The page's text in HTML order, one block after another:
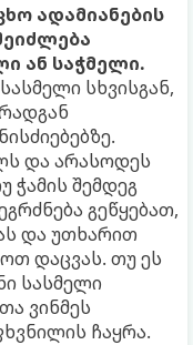
ადამიანების
ან საჭმელი.
სხვისგან,
და არასოდეს
შემდეგ
გეწყებათ,
და უთხარით
დაცვას. თუ ეს
სასმელი
ვინმეს
ჩაყრა.